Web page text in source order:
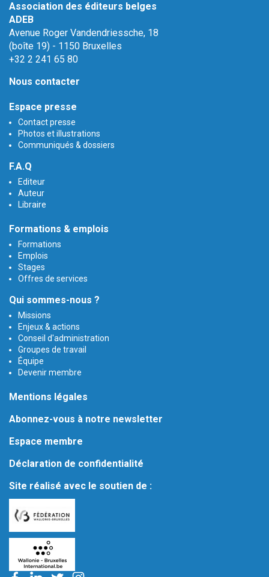
Association des éditeurs belges
ADEB
Avenue Roger Vandendriessche, 18
(boîte 19) - 1150 Bruxelles
+32 2 241 65 80
Nous contacter
Espace presse
Contact presse
Photos et illustrations
Communiqués & dossiers
F.A.Q
Editeur
Auteur
Libraire
Formations & emplois
Formations
Emplois
Stages
Offres de services
Qui sommes-nous ?
Missions
Enjeux & actions
Conseil d'administration
Groupes de travail
Équipe
Devenir membre
Mentions légales
Abonnez-vous à notre newsletter
Espace membre
Déclaration de confidentialité
Site réalisé avec le soutien de :